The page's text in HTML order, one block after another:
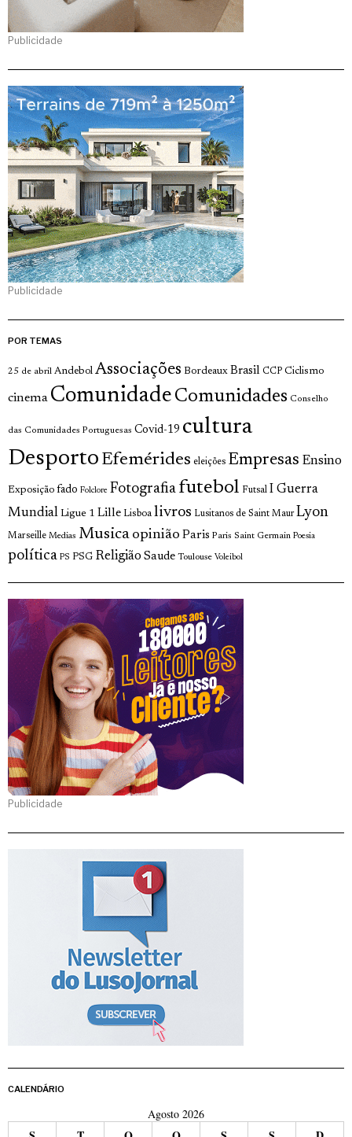
Publicidade
Publicidade
POR TEMAS
25 de abril Andebol Associações Bordeaux Brasil CCP Ciclismo
cinema Comunidade Comunidades Conselho
das Comunidades Portuguesas Covid-19 cultura
Desporto Efemérides eleições Empresas Ensino
Exposição fado Folclore Fotografia futebol Futsal I Guerra
Mundial Ligue 1 Lille Lisboa livros Lusitanos de Saint Maur Lyon
Marseille Medias Musica opinião Paris Paris Saint Germain Poesia
política PS PSG Religião Saude Toulouse Voleibol
Publicidade
CALENDÁRIO
Agosto 2026